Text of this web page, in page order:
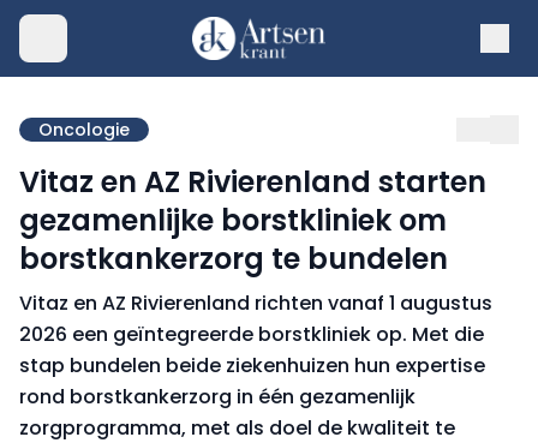
Oncologie
Vitaz en AZ Rivierenland starten
gezamenlijke borstkliniek om
borstkankerzorg te bundelen
Vitaz en AZ Rivierenland richten vanaf 1 augustus
2026 een geïntegreerde borstkliniek op. Met die
stap bundelen beide ziekenhuizen hun expertise
rond borstkankerzorg in één gezamenlijk
zorgprogramma, met als doel de kwaliteit te